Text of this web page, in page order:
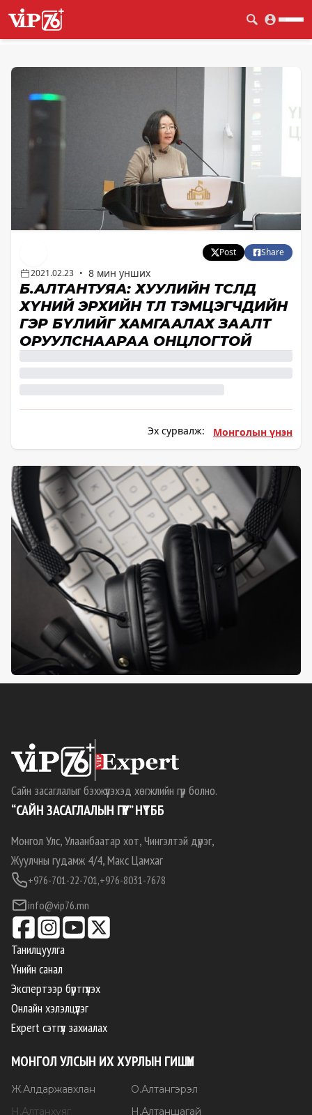
Post
Share
2021.02.23 • 8 мин унших
Б.АЛТАНТУЯА: ХУУЛИЙН ТӨСӨЛД
ХҮНИЙ ЭРХИЙН ТӨЛӨӨ ТЭМЦЭГЧДИЙН
ГЭР БҮЛИЙГ ХАМГААЛАХ ЗААЛТ
ОРУУЛСНААРАА ОНЦЛОГТОЙ
Эх сурвалж: Монголын үнэн
Сайн засаглалыг бэхжүүлэхэд хөгжлийн гүүр болно.
“САЙН ЗАСАГЛАЛЫН ГҮҮР” НҮТББ
Монгол Улс, Улаанбаатар хот, Чингэлтэй дүүрэг,
Жуулчны гудамж 4/4, Макс Цамхаг
+976-701-22-701,+976-8031-7678
info@vip76.mn
Танилцуулга
Үнийн санал
Экспертээр бүртгүүлэх
Онлайн хэлэлцүүлэг
Expert сэтгүүл захиалах
МОНГОЛ УЛСЫН ИХ ХУРЛЫН ГИШҮҮН
Ж.Алдаржавхлан О.Алтангэрэл
Н.Алтанхуяг Н.Алтаншагай